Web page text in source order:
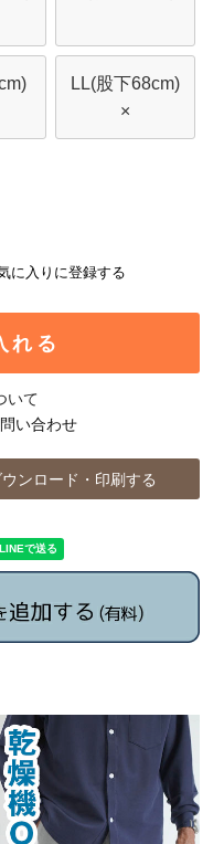
LL(股下68cm)
×
に入りに登録する
れる
いて
い合わせ
ンロード・印刷する